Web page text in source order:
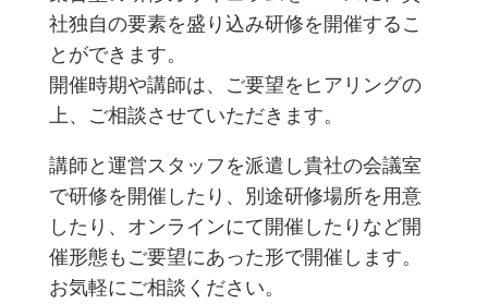
社独自の要素を盛り込み研修を開催するこ
とができます。
開催時期や講師は、ご要望をヒアリングの
上、ご相談させていただきます。
講師と運営スタッフを派遣し貴社の会議室
で研修を開催したり、別途研修場所を用意
したり、オンラインにて開催したりなど開
催形態もご要望にあった形で開催します。
お気軽にご相談ください。